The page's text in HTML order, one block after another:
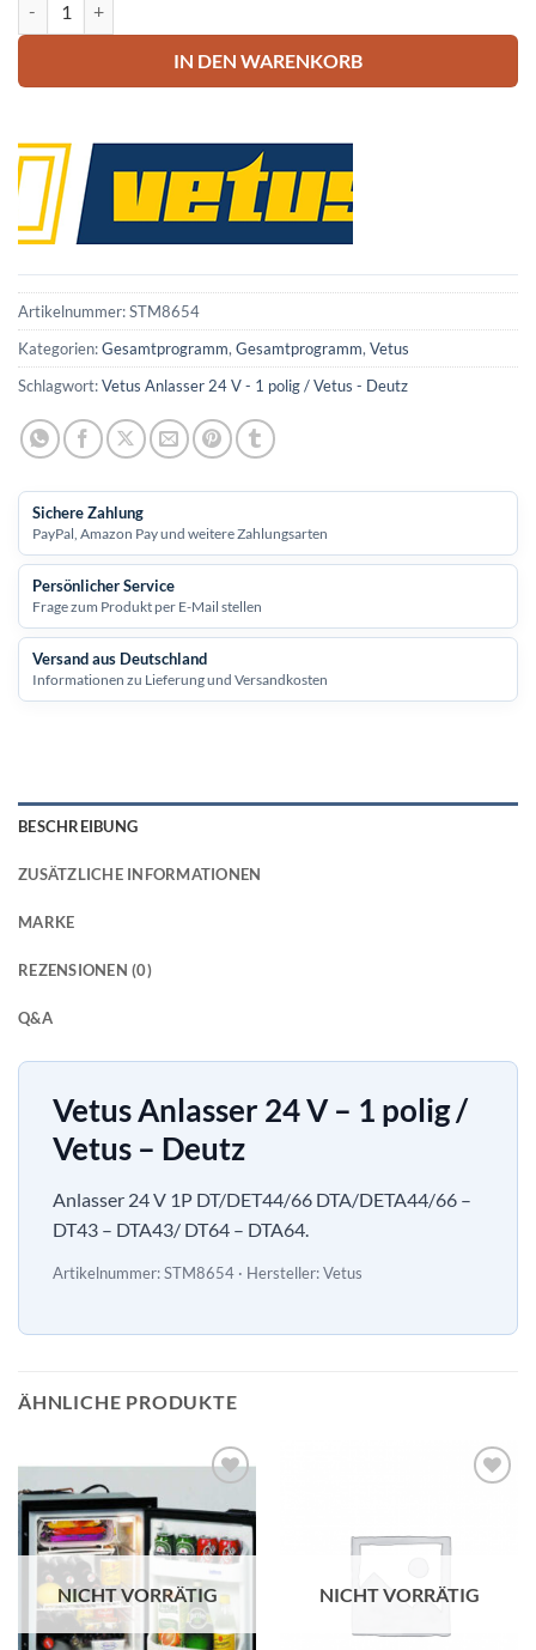
IN DEN WARENKORB
Artikelnummer:STM8654
Kategorien:Gesamtprogramm, Gesamtprogramm, Vetus
Schlagwort:Vetus Anlasser 24 V - 1 polig / Vetus - Deutz
Sichere Zahlung
PayPal, Amazon Pay und weitere Zahlungsarten
Persönlicher Service
Frage zum Produkt per E-Mail stellen
Versand aus Deutschland
Informationen zu Lieferung und Versandkosten
BESCHREIBUNG
ZUSÄTZLICHE INFORMATIONEN
MARKE
REZENSIONEN (0)
Q&A
Vetus Anlasser 24 V – 1 polig /
Vetus – Deutz
Anlasser 24 V 1P DT/DET44/66 DTA/DETA44/66 –
DT43 – DTA43/ DT64 – DTA64.
Artikelnummer: STM8654 · Hersteller: Vetus
ÄHNLICHE PRODUKTE
NICHT VORRÄTIG NICHT VORRÄTIG